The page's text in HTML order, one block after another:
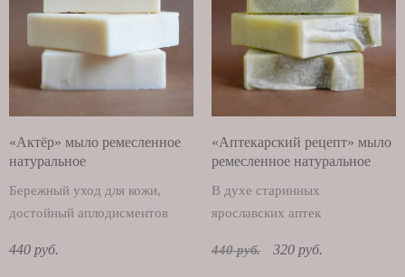
«Актёр» мыло ремесленное
натуральное
Бережный уход для кожи,
достойный аплодисментов
440 руб.
«Аптекарский рецепт» мыло
ремесленное натуральное
В духе старинных
ярославских аптек
440 руб. 320 руб.